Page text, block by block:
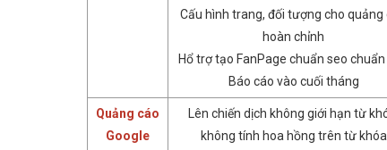
Cấu hình trang, đối tượng cho quảng
hoàn chỉnh
Hổ trợ tạo FanPage chuẩn seo chuẩn
Báo cáo vào cuối tháng
Quảng cáo
Google
Lên chiến dịch không giới hạn từ
không tính hoa hồng trên từ khóa